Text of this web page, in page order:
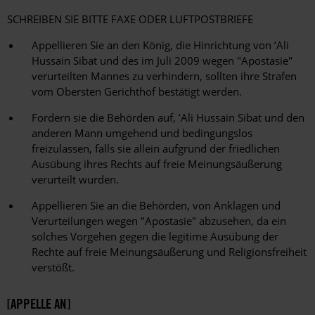
SCHREIBEN SIE BITTE FAXE ODER LUFTPOSTBRIEFE
Appellieren Sie an den König, die Hinrichtung von ’Ali
Hussain Sibat und des im Juli 2009 wegen "Apostasie"
verurteilten Mannes zu verhindern, sollten ihre Strafen
vom Obersten Gerichthof bestätigt werden.
Fordern sie die Behörden auf, ’Ali Hussain Sibat und den
anderen Mann umgehend und bedingungslos
freizulassen, falls sie allein aufgrund der friedlichen
Ausübung ihres Rechts auf freie Meinungsäußerung
verurteilt wurden.
Appellieren Sie an die Behörden, von Anklagen und
Verurteilungen wegen "Apostasie" abzusehen, da ein
solches Vorgehen gegen die legitime Ausübung der
Rechte auf freie Meinungsäußerung und Religionsfreiheit
verstößt.
[APPELLE AN]